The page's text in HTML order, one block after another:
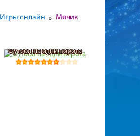
Игры онлайн » Мячик
Футбол на одни ворота